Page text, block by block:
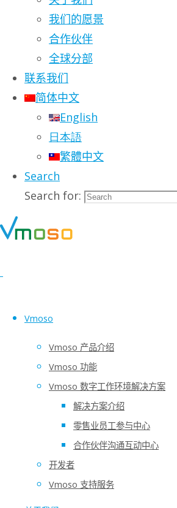
我们的愿景
合作伙伴
全球分部
联系我们
简体中文
English
日本語
繁體中文
Search
Search for:
Vmoso
Vmoso 产品介绍
Vmoso 功能
Vmoso 数字工作环境解决方案
解决方案介绍
零售业员工参与中心
合作伙伴沟通互动中心
开发者
Vmoso 支持服务
Enterprise Digital Hub
Vmoso is the center of your
communication, collaboration
Login Register